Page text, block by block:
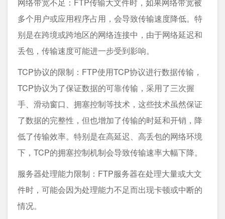
多个用户或应用程序占用，会导致传输速度降低。特
别是在跨境或跨地区的网络连接中，由于网络延迟和
丢包，传输速度可能进一步受到影响。
TCP协议的限制：FTP使用TCP协议进行数据传输，
TCP协议为了保证数据的可靠传输，采用了三次握
手、滑动窗口、拥塞控制等技术，这些技术虽然保证
了数据的完整性，但也增加了传输的时延和开销，降
低了传输效率。特别是在高延迟、高丢包的网络环境
下，TCP的拥塞控制机制会导致传输速率大幅下降。
服务器处理能力限制：FTP服务器在处理大量或大文
件时，可能会因为处理能力不足而出现卡顿或中断的
情况。